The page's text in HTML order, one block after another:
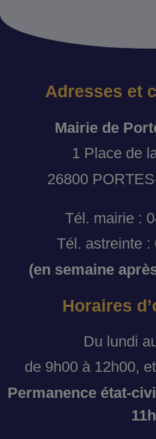
Adresses et
Mairie de
1 Place de
26800
Tél. mairie :
Tél. astreinte :
(en semaine
Horaires
Du lundi
de 9h00 à 12h00,
Permanence état-